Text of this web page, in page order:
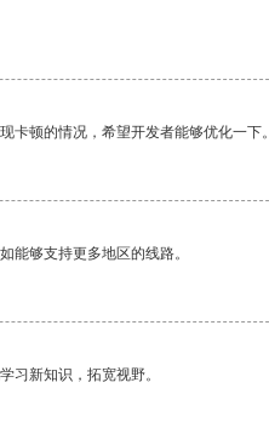
卡顿的情况，希望开发者能够优化一下。
能够支持更多地区的线路。
习新知识，拓宽视野。